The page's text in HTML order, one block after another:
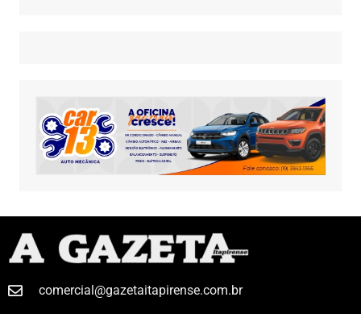
comercial@gazetaitapirense.com.br